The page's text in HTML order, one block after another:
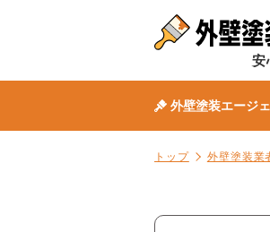
安
外壁塗装エージ
トップ 外壁塗装業